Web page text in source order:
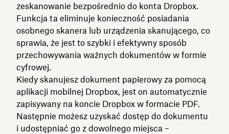
zeskanowanie bezpośrednio do konta Dropbox.
Funkcja ta eliminuje konieczność posiadania
osobnego skanera lub urządzenia skanującego, co
sprawia, że jest to szybki i efektywny sposób
przechowywania ważnych dokumentów w formie
cyfrowej.
Kiedy skanujesz dokument papierowy za pomocą
aplikacji mobilnej Dropbox, jest on automatycznie
zapisywany na koncie Dropbox w formacie PDF.
Następnie możesz uzyskać dostęp do dokumentu
i udostępniać go z dowolnego miejsca –